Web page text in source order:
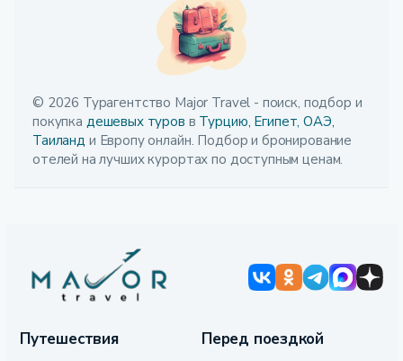
© 2026 Турагентство Major Travel - поиск, подбор и
покупка дешевых туров в Турцию, Египет, ОАЭ,
Таиланд и Европу онлайн. Подбор и бронирование
отелей на лучших курортах по доступным ценам.
Путешествия Перед поездкой